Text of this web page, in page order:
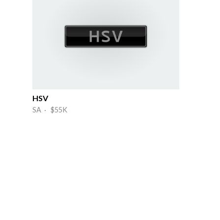
HSV
SA · $55K